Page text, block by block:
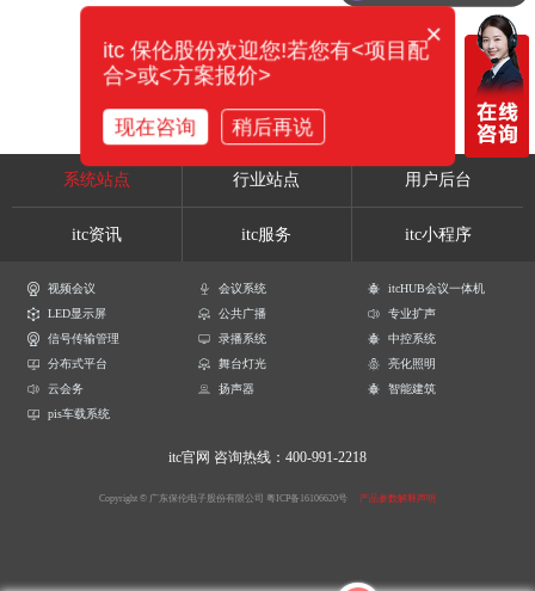
系统站点 行业站点 用户后台
itc资讯 itc服务 itc小程序
视频会议 会议系统
itcHUB会议一体机
LED显示屏
公共广播
专业扩声
信号传输管理
录播系统
中控系统
分布式平台
舞台灯光
亮化照明
云会务
扬声器
智能建筑
pis车载系统
itc官网 咨询热线：400-991-2218
Copyright © 广东保伦电子股份有限公司 粤ICP备16106620号 产品参数解释声明
×
itc 保伦股份欢迎您!若您有<项目配
合>或<方案报价>
现在咨询 稍后再说